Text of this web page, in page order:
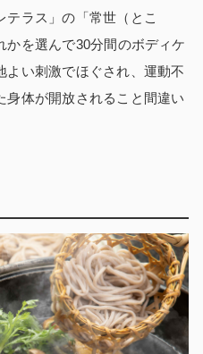
ラス」の「常世（とこ
かを選んで30分間のボディケ
よい刺激でほぐされ、運動不
身体が開放されること間違い